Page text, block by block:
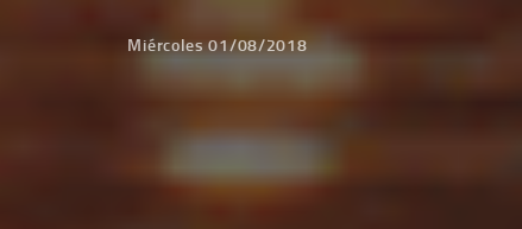
Miércoles 01/08/2018